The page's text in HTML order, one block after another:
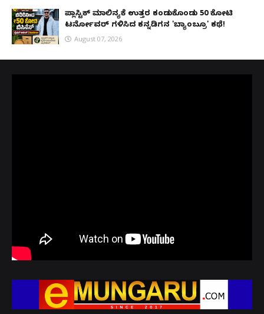
ಪ್ಲಾಸ್ಟಿಕ್ ಮಾಲಿನ್ಯಕ್ಕೆ ಉತ್ತರ ಕಂಡುಕೊಂಡು ₹50 ಕೋಟಿ
ಟರ್ನೋವರ್ ಗಳಿಸಿದ ಕನ್ನಡಿಗನ 'ಬ್ಯಾಂಬ್ರೂ' ಕಥೆ!
August 07, 2026